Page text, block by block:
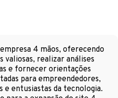
4 mãos, oferecendo
valiosas, realizar análises
e fornecer orientações
para empreendedores,
e entusiastas da tecnologia.